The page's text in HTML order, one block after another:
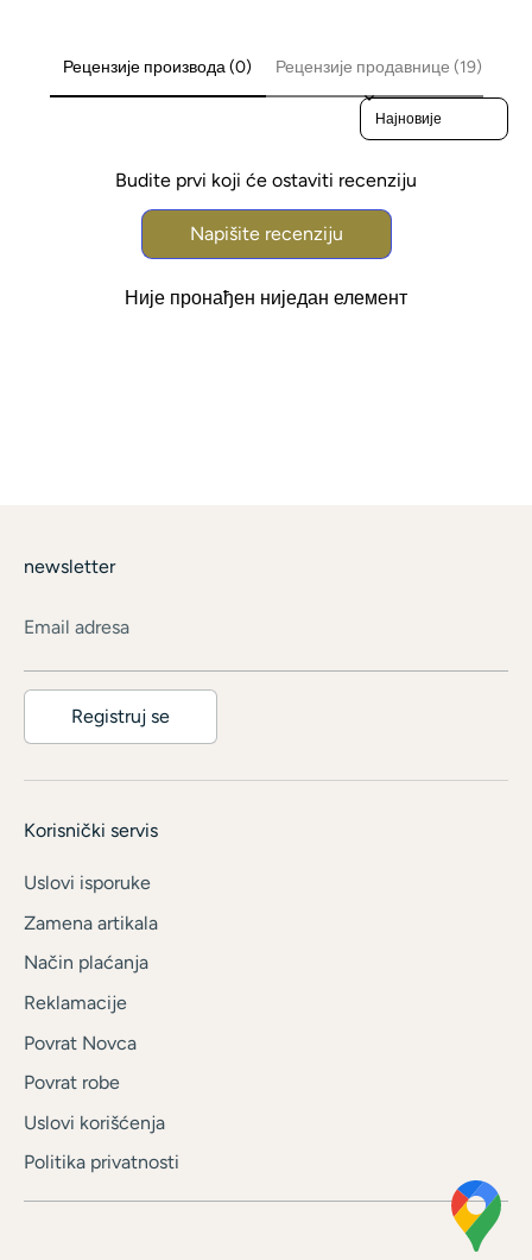
Рецензије производа (0) Рецензије продавнице (19)
Sort reviews by
Budite prvi koji će ostaviti recenziju
Napišite recenziju
Није пронађен ниједан елемент
newsletter
Email adresa
Registruj se
Korisnički servis
Uslovi isporuke
Zamena artikala
Način plaćanja
Reklamacije
Povrat Novca
Povrat robe
Uslovi korišćenja
Politika privatnosti